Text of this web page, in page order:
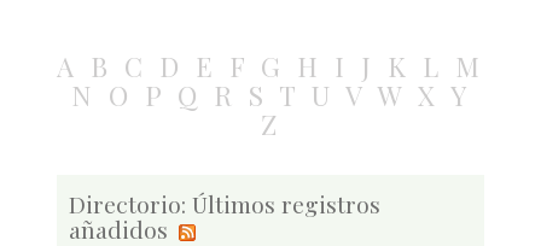
A B C D E F G H I J K L M
N O P Q R S T U V W X Y
Z
Directorio: Últimos registros
añadidos